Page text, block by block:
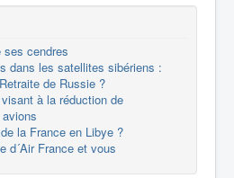
ses cendres
dans les satellites sibériens :
de Russie ?
à la réduction de
la France en Libye ?
d´Air France et vous